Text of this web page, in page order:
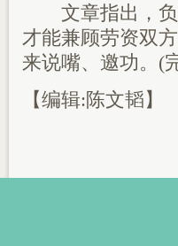
文章指出，负
才能兼顾劳资双
来说嘴、邀功。(
【编辑:陈文韬】